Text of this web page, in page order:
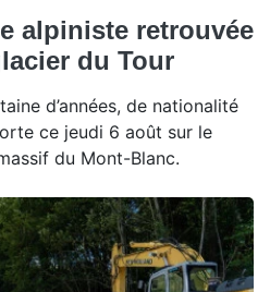
alpiniste retrouvée
du Tour
d’années, de nationalité
ce jeudi 6 août sur le
du Mont-Blanc.